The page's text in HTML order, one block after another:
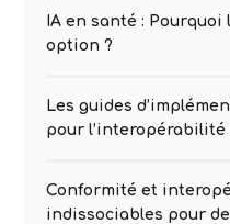
IA en santé : Pourquoi
option ?
Les guides
pour l’interopérabilité
Conformité et
indissociables pour